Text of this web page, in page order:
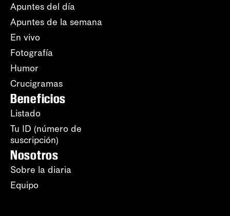
Apuntes del día
Apuntes de la semana
En vivo
Fotografía
Humor
Crucigramas
Beneficios
Listado
Tu ID (número de
suscripción)
Nosotros
Sobre la diaria
Equipo